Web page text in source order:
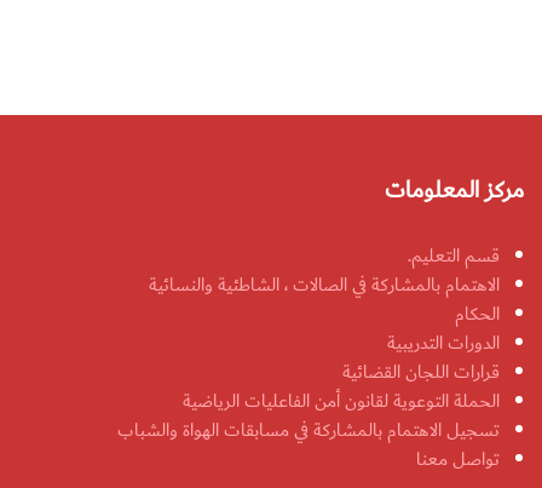
مركز المعلومات
قسم التعليم.
الاهتمام بالمشاركة في الصالات ، الشاطئية والنسائية
الحكام
الدورات التدريبية
قرارات اللجان القضائية
الحملة التوعوية لقانون أمن الفاعليات الرياضية
تسجيل الاهتمام بالمشاركة في مسابقات الهواة والشباب
تواصل معنا